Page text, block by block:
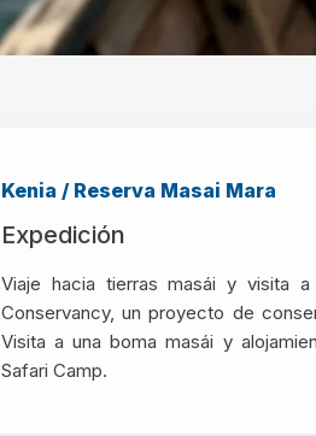
Kenia / Reserva Masai Mara
Expedición
Viaje hacia tierras masái y visita a
Conservancy, un proyecto de
Visita a una boma masái y
Safari Camp.